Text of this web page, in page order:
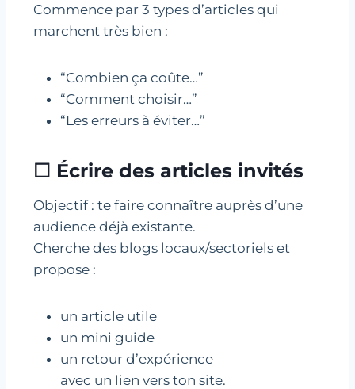
Commence par 3 types d’articles qui
marchent très bien :
“Combien ça coûte…”
“Comment choisir…”
“Les erreurs à éviter…”
☐ Écrire des articles invités
Objectif : te faire connaître auprès d’une
audience déjà existante.
Cherche des blogs locaux/sectoriels et
propose :
un article utile
un mini guide
un retour d’expérience
avec un lien vers ton site.